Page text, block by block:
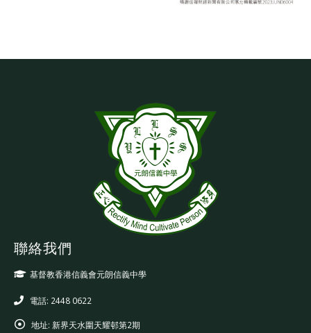
聯絡我們
基督教香港信義會元朗信義中學
電話: 2448 0622
地址: 新界天水圍天耀邨第2期